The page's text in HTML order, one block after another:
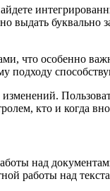
буквально
что особенно
кто и когда
над
работы над